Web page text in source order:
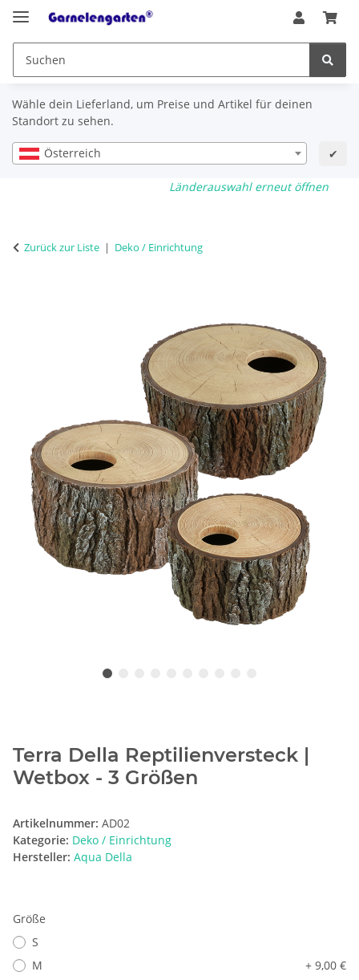
Wähle dein Lieferland, um Preise und Artikel für deinen
Standort zu sehen.
Österreich ✔
Länderauswahl erneut öffnen
Zurück zur Liste Deko / Einrichtung
Terra Della Reptilienversteck |
Wetbox - 3 Größen
Artikelnummer: AD02
Kategorie: Deko / Einrichtung
Hersteller: Aqua Della
Größe
S
M
+ 9,00 €